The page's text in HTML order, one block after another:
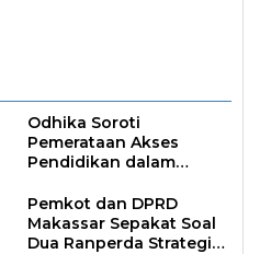
Odhika Soroti
Pemerataan Akses
Pendidikan dalam
Pemkot dan DPRD
Makassar Sepakat Soal
Dua Ranperda Strategis